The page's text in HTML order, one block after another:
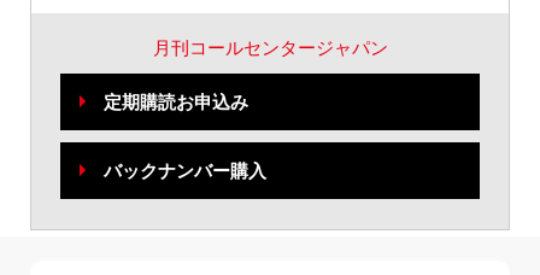
月刊コールセンタージャパン
定期購読お申込み
バックナンバー購入